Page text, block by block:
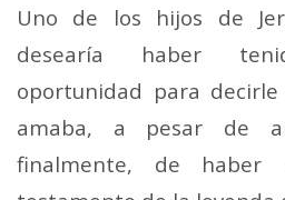
Uno de los hijos de
desearía haber
oportunidad para
amaba, a pesar de
finalmente, de haber